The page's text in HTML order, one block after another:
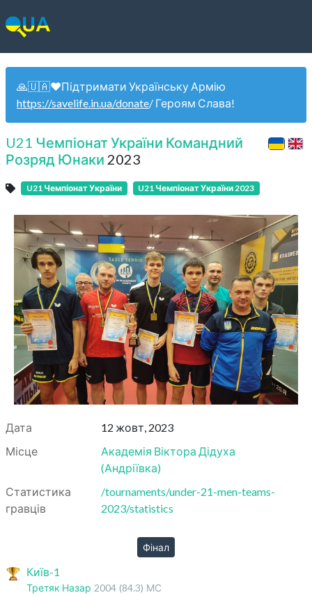
🙏🇺🇦❤️Підтримати Українську Армію
https://savelife.in.ua/donate/ Героям Слава!
U21 Чемпіонат України Командний
Розряд Юнаки 2023
U21 Чемпіонат України U21 Чемпіонат України 2023
Дата
12 жовт, 2023
Місце
Академія Віктора Дідуха
(Андріївка)
Статистика
гравців
/tournaments/under-21-men-teams-
2023/statistics
Фінал
Київ-1
Третяк Назар 2004 (84.3) МС